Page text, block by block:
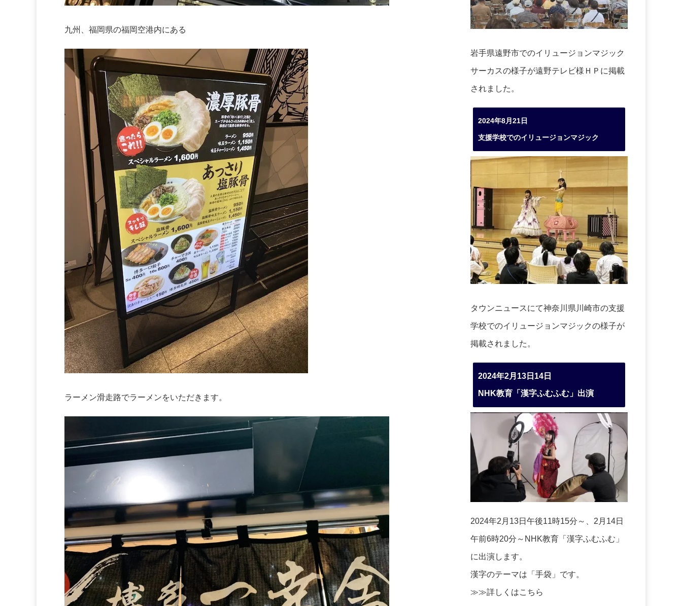
九州、福岡県の福岡空港内にある
ラーメン滑走路でラーメンをいただきます。
岩手県遠野市でのイリュージョンマジック
サーカスの様子が遠野テレビ様ＨＰに掲載
されました。
2024年8月21日
支援学校でのイリュージョンマジック
タウンニュースにて神奈川県川崎市の支援
学校でのイリュージョンマジックの様子が
掲載されました。
2024年2月13日14日
NHK教育「漢字ふむふむ」出演
2024年2月13日午後11時15分～、2月14日
午前6時20分～NHK教育「漢字ふむふむ」
に出演します。
漢字のテーマは「手袋」です。
≫≫詳しくはこちら